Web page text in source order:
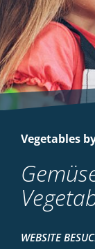
Vegetables
WEBSITE